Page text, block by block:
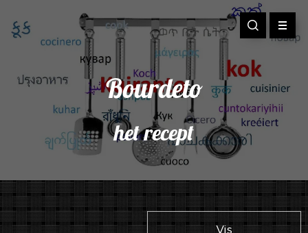
Bourdeto
het recept
Vis